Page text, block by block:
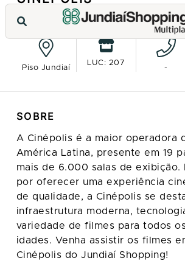
VER NO MAPA
Piso Jundiaí
LUC: 207
-
SOBRE
A Cinépolis é a maior operadora
América Latina, presente em 19
mais de 6.000 salas de exibição.
por oferecer uma experiência
de qualidade, a Cinépolis se
infraestrutura moderna,
variedade de filmes para todos
idades. Venha assistir os filmes
Cinépolis do Jundiaí Shopping!